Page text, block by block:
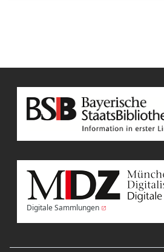
Digitale Sammlungen